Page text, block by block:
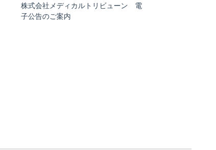
株式会社メディカルトリビューン 電
子公告のご案内